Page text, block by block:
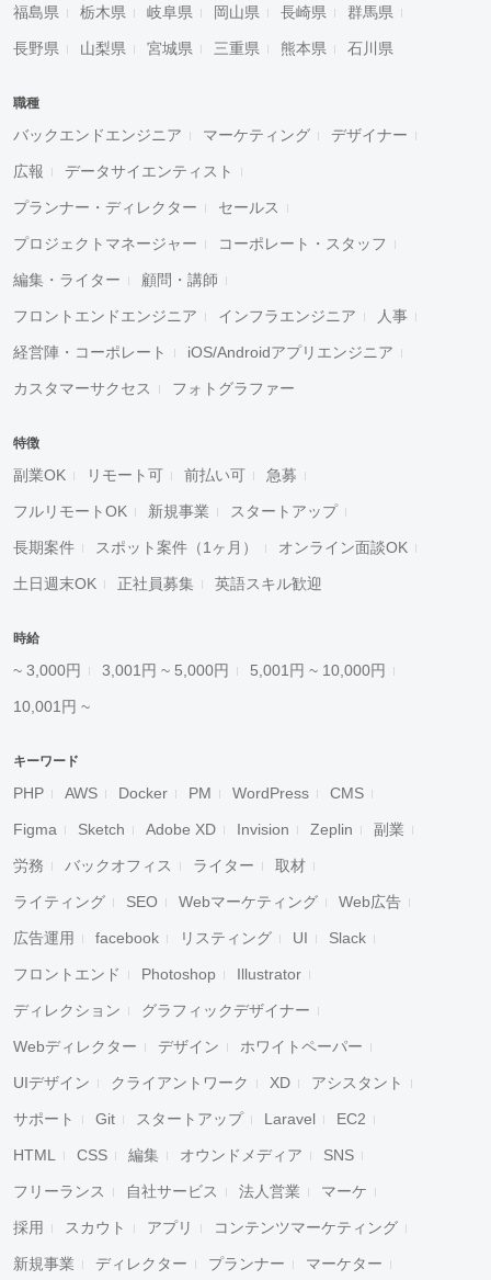
福島県 栃木県 岐阜県 岡山県 長崎県 群馬県
長野県 山梨県 宮城県 三重県 熊本県 石川県
職種
バックエンドエンジニア マーケティング デザイナー
広報 データサイエンティスト
プランナー・ディレクター セールス
プロジェクトマネージャー コーポレート・スタッフ
編集・ライター 顧問・講師
フロントエンドエンジニア インフラエンジニア 人事
経営陣・コーポレート iOS/Androidアプリエンジニア
カスタマーサクセス フォトグラファー
特徴
副業OK リモート可 前払い可 急募
フルリモートOK 新規事業 スタートアップ
長期案件 スポット案件（1ヶ月） オンライン面談OK
土日週末OK 正社員募集 英語スキル歓迎
時給
~ 3,000円 3,001円 ~ 5,000円 5,001円 ~ 10,000円
10,001円 ~
キーワード
PHP AWS Docker PM WordPress CMS
Figma Sketch Adobe XD Invision Zeplin 副業
労務 バックオフィス ライター 取材
ライティング SEO Webマーケティング Web広告
広告運用 facebook リスティング UI Slack
フロントエンド Photoshop Illustrator
ディレクション グラフィックデザイナー
Webディレクター デザイン ホワイトペーパー
UIデザイン クライアントワーク XD アシスタント
サポート Git スタートアップ Laravel EC2
HTML CSS 編集 オウンドメディア SNS
フリーランス 自社サービス 法人営業 マーケ
採用 スカウト アプリ コンテンツマーケティング
新規事業 ディレクター プランナー マーケター